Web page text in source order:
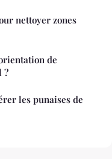
nettoyer zones
de
?
les punaises de